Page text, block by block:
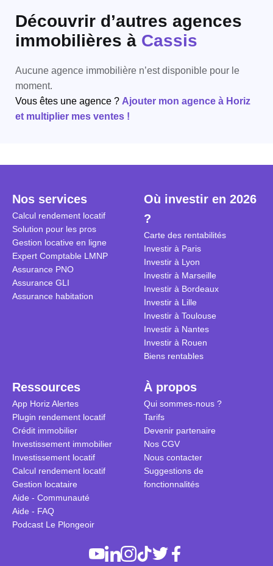
Découvrir d’autres agences
immobilières à Cassis
Aucune agence immobilière n’est disponible pour le
moment.
Vous êtes une agence ? Ajouter mon agence à Horiz
et multiplier mes ventes !
Nos services
Calcul rendement locatif
Solution pour les pros
Gestion locative en ligne
Expert Comptable LMNP
Assurance PNO
Assurance GLI
Assurance habitation
Où investir en 2026
?
Carte des rentabilités
Investir à Paris
Investir à Lyon
Investir à Marseille
Investir à Bordeaux
Investir à Lille
Investir à Toulouse
Investir à Nantes
Investir à Rouen
Biens rentables
Ressources
App Horiz Alertes
Plugin rendement locatif
Crédit immobilier
Investissement immobilier
Investissement locatif
Calcul rendement locatif
Gestion locataire
Aide - Communauté
Aide - FAQ
Podcast Le Plongeoir
À propos
Qui sommes-nous ?
Tarifs
Devenir partenaire
Nos CGV
Nous contacter
Suggestions de
fonctionnalités